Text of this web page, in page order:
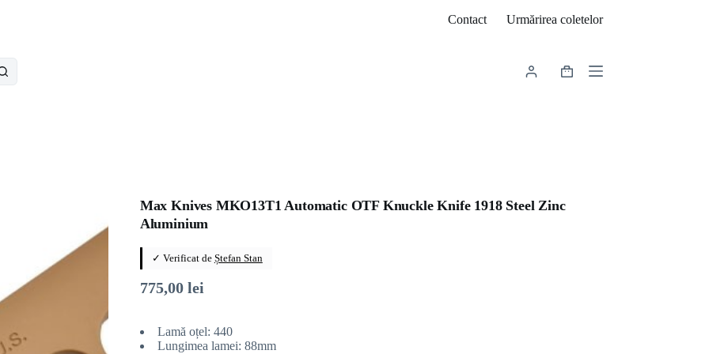
Contact Urmărirea coletelor
Coș
Max Knives MKO13T1 Automatic OTF Knuckle Knife 1918 Steel Zinc
Aluminium
✓ Verificat de Ștefan Stan
775,00 lei
Lamă oțel: 440
Lungimea lamei: 88mm